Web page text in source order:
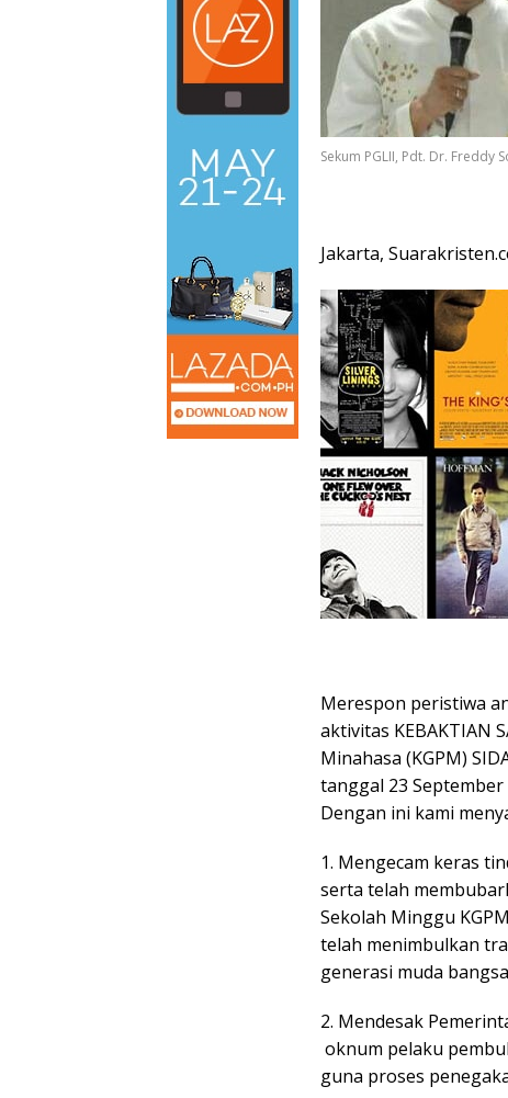
Sekum PGLII, Pdt. Dr. Freddy
Jakarta,
Merespon peristiwa
aktivitas KEBAKTIAN
Minahasa (KGPM)
tanggal 23 September
Dengan ini kami
1. Mengecam keras
serta telah
Sekolah Minggu
telah menimbulkan
generasi muda
2. Mendesak
oknum pelaku
guna proses